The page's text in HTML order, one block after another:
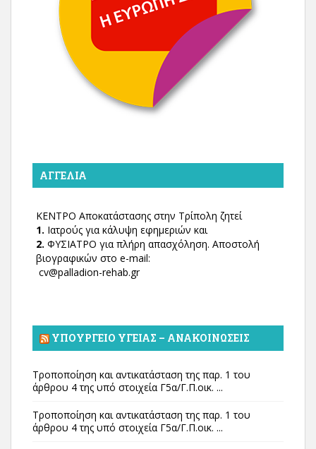
ΑΓΓΕΛΊΑ
ΚΕΝΤΡΟ Αποκατάστασης στην Τρίπολη ζητεί
1. Ιατρούς για κάλυψη εφημεριών και
2. ΦΥΣΙΑΤΡΟ για πλήρη απασχόληση. Αποστολή
βιογραφικών στο e-mail:
cv@palladion-rehab.gr
ΥΠΟΥΡΓΕΊΟ ΥΓΕΊΑΣ – ΑΝΑΚΟΙΝΏΣΕΙΣ
Τροποποίηση και αντικατάσταση της παρ. 1 του
άρθρου 4 της υπό στοιχεία Γ5α/Γ.Π.οικ. ...
Τροποποίηση και αντικατάσταση της παρ. 1 του
άρθρου 4 της υπό στοιχεία Γ5α/Γ.Π.οικ. ...